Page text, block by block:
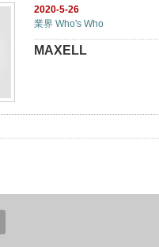
2020-5-26
業界 Who's Who
MAXELL